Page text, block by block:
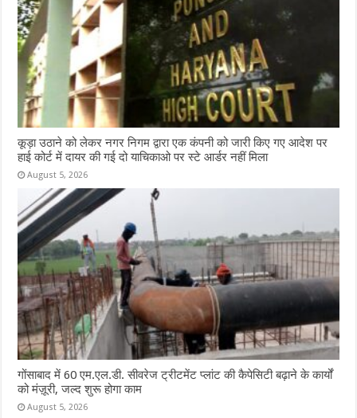
कूड़ा उठाने को लेकर नगर निगम द्वारा एक कंपनी को जारी किए गए आदेश पर
हाई कोर्ट में दायर की गई दो याचिकाओ पर स्टे आर्डर नहीं मिला
August 5, 2026
गोंसाबाद में 60 एम.एल.डी. सीवरेज ट्रीटमेंट प्लांट की कैपेसिटी बढ़ाने के कार्यों
को मंज़ूरी, जल्द शुरू होगा काम
August 5, 2026